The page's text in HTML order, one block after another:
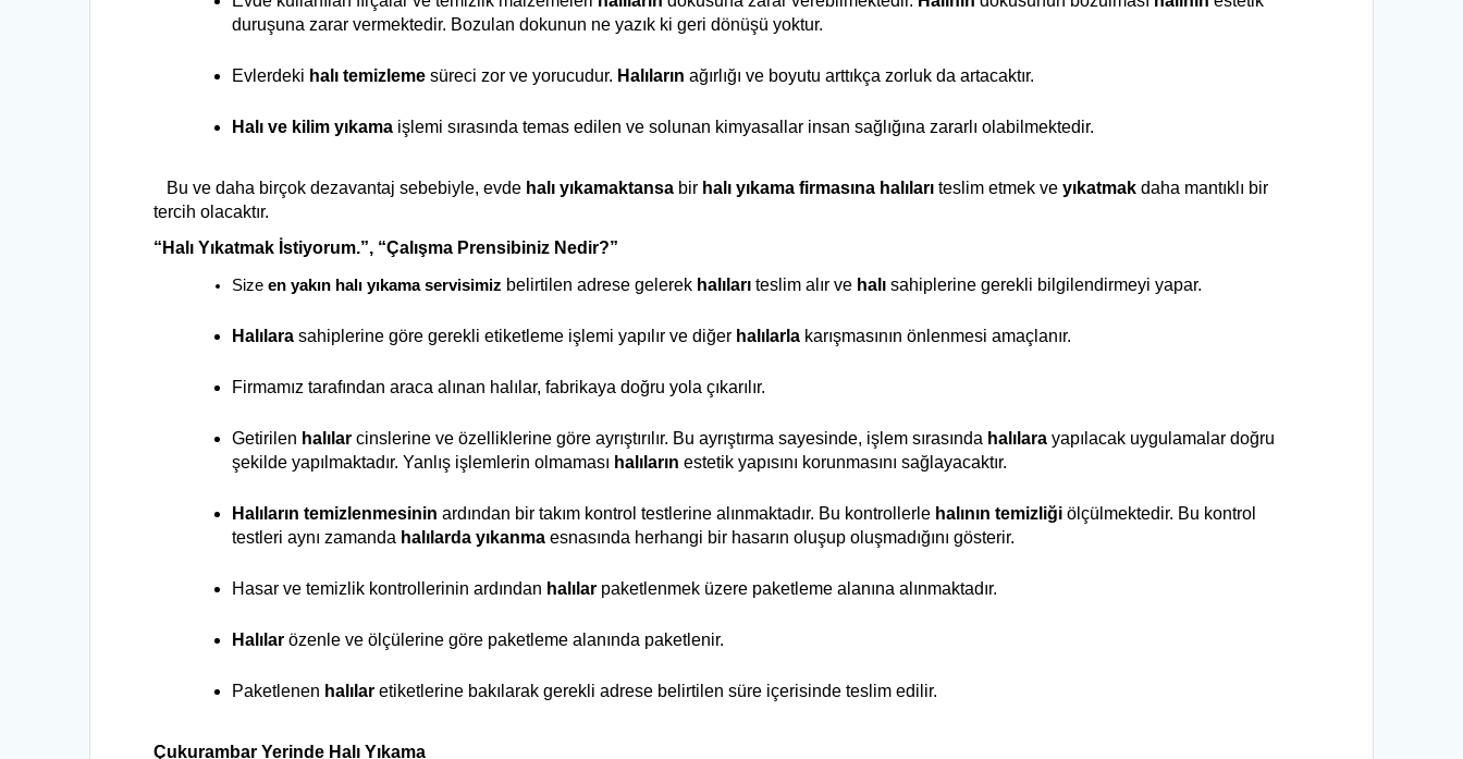
duruşuna zarar vermektedir. Bozulan dokunun ne yazık ki geri dönüşü yoktur.
Evlerdeki halı temizleme süreci zor ve yorucudur. Halıların ağırlığı ve boyutu arttıkça zorluk da artacaktır.
Halı ve kilim yıkama işlemi sırasında temas edilen ve solunan kimyasallar insan sağlığına zararlı olabilmektedir.
Bu ve daha birçok dezavantaj sebebiyle, evde halı yıkamaktansa bir halı yıkama firmasına halıları teslim etmek ve yıkatmak daha mantıklı bir
tercih olacaktır.
“Halı Yıkatmak İstiyorum.”, “Çalışma Prensibiniz Nedir?”
Size en yakın halı yıkama servisimiz belirtilen adrese gelerek halıları teslim alır ve halı sahiplerine gerekli bilgilendirmeyi yapar.
Halılara sahiplerine göre gerekli etiketleme işlemi yapılır ve diğer halılarla karışmasının önlenmesi amaçlanır.
Firmamız tarafından araca alınan halılar, fabrikaya doğru yola çıkarılır.
Getirilen halılar cinslerine ve özelliklerine göre ayrıştırılır. Bu ayrıştırma sayesinde, işlem sırasında halılara yapılacak uygulamalar doğru
şekilde yapılmaktadır. Yanlış işlemlerin olmaması halıların estetik yapısını korunmasını sağlayacaktır.
Halıların temizlenmesinin ardından bir takım kontrol testlerine alınmaktadır. Bu kontrollerle halının temizliği ölçülmektedir. Bu kontrol
testleri aynı zamanda halılarda yıkanma esnasında herhangi bir hasarın oluşup oluşmadığını gösterir.
Hasar ve temizlik kontrollerinin ardından halılar paketlenmek üzere paketleme alanına alınmaktadır.
Halılar özenle ve ölçülerine göre paketleme alanında paketlenir.
Paketlenen halılar etiketlerine bakılarak gerekli adrese belirtilen süre içerisinde teslim edilir.
Çukurambar Yerinde Halı Yıkama